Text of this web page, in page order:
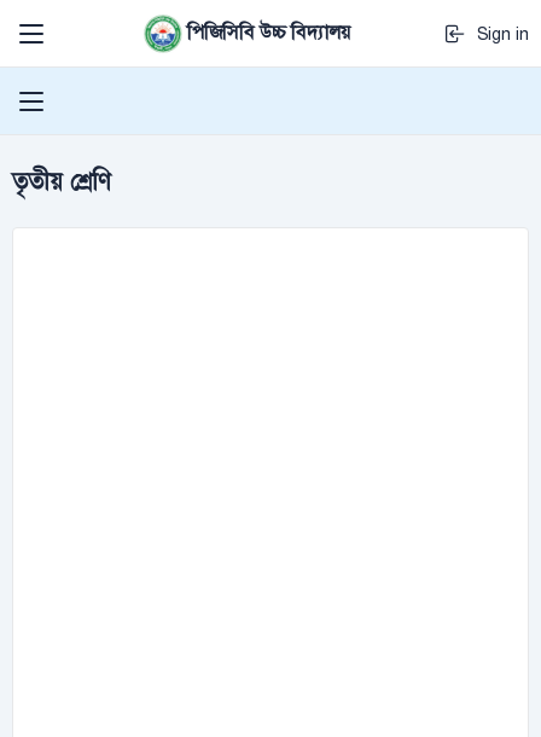
পিজিসিবি উচ্চ বিদ্যালয় Sign in
তৃতীয় শ্রেণি